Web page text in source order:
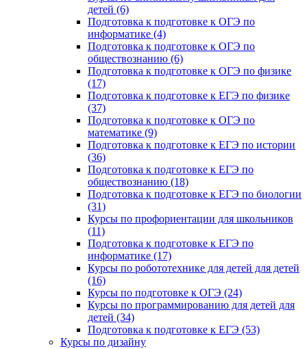
детей (6)
Подготовка к подготовке к ОГЭ по
информатике (4)
Подготовка к подготовке к ОГЭ по
обществознанию (6)
Подготовка к подготовке к ОГЭ по физике
(17)
Подготовка к подготовке к ЕГЭ по физике
(37)
Подготовка к подготовке к ОГЭ по
математике (9)
Подготовка к подготовке к ЕГЭ по истории
(36)
Подготовка к подготовке к ЕГЭ по
обществознанию (18)
Подготовка к подготовке к ЕГЭ по биологии
(31)
Курсы по профориентации для школьников
(11)
Подготовка к подготовке к ЕГЭ по
информатике (17)
Курсы по робототехнике для детей для детей
(16)
Курсы по подготовке к ОГЭ (24)
Курсы по программированию для детей для
детей (34)
Подготовка к подготовке к ЕГЭ (53)
Курсы по дизайну